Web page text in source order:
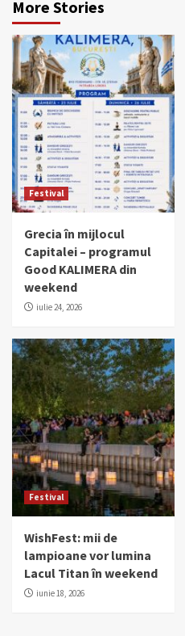
More Stories
Festival
Grecia în mijlocul
Capitalei – programul
Good KALIMERA din
weekend
iulie 24, 2026
Festival
WishFest: mii de
lampioane vor lumina
Lacul Titan în weekend
iunie 18, 2026